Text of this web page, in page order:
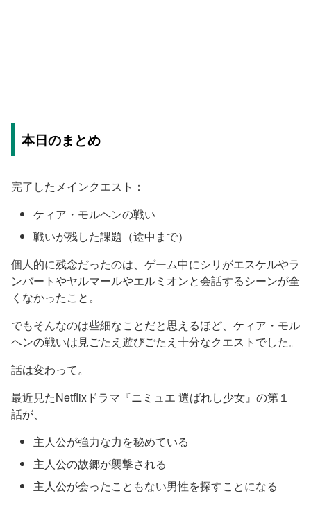
本日のまとめ
完了したメインクエスト：
ケィア・モルヘンの戦い
戦いが残した課題（途中まで）
個人的に残念だったのは、ゲーム中にシリがエスケルやラ
ンバートやヤルマールやエルミオンと会話するシーンが全
くなかったこと。
でもそんなのは些細なことだと思えるほど、ケィア・モル
ヘンの戦いは見ごたえ遊びごたえ十分なクエストでした。
話は変わって。
最近見たNetflixドラマ『ニミュエ 選ばれし少女』の第１
話が、
主人公が強力な力を秘めている
主人公の故郷が襲撃される
主人公が会ったこともない男性を探すことになる